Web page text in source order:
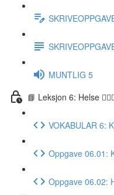
MUNTLIG 5
📘 Leksjon 6: Helse
VOKABULAR 6:
Oppgave 06.01:
Oppgave 06.02: